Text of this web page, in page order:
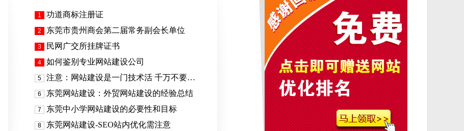
1 功道商标注册证
2 东莞市贵州商会第二届常务副会长单位
3 民网广交所挂牌证书
4 如何鉴别专业网站建设公司
5 注意：网站建设是一门技术活 千万不要…
6 东莞网站建设：外贸网站建设的经验总结
7 东莞中小学网站建设的必要性和目标
8 东莞网站建设-SEO站内优化需注意